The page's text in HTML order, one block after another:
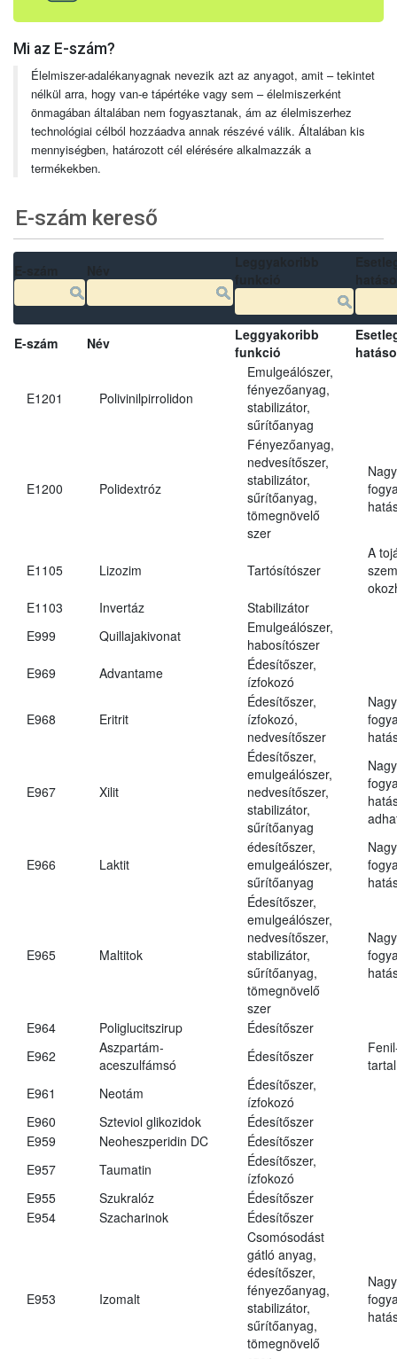
Mi az E-szám?
Élelmiszer-adalékanyagnak nevezik azt az anyagot, amit – tekintet
nélkül arra, hogy van-e tápértéke vagy sem – élelmiszerként
önmagában általában nem fogyasztanak, ám az élelmiszerhez
technológiai célból hozzáadva annak részévé válik. Általában kis
mennyiségben, határozott cél elérésére alkalmazzák a
termékekben.
E-szám kereső
E-szám Név
Leggyakoribb
funkció
E1201 Polivinilpirrolidon
Emulgeálószer,
fényezőanyag,
stabilizátor,
sűrítőanyag
E1200 Polidextróz
Fényezőanyag,
nedvesítőszer,
stabilizátor,
sűrítőanyag,
tömegnövelő
szer
E1105 Lizozim Tartósítószer
A
E1103
Invertáz
Stabilizátor
E999
Quillajakivonat
Emulgeálószer,
habosítószer
E969
Advantame
Édesítőszer,
ízfokozó
E968 Eritrit
Édesítőszer,
ízfokozó,
nedvesítőszer
E967 Xilit
Édesítőszer,
emulgeálószer,
nedvesítőszer,
stabilizátor,
sűrítőanyag
E966 Laktit
édesítőszer,
emulgeálószer,
sűrítőanyag
E965 Maltitok
Édesítőszer,
emulgeálószer,
nedvesítőszer,
stabilizátor,
sűrítőanyag,
tömegnövelő
szer
E964 Poliglucitszirup
Édesítőszer
E962
Aszpartám-
aceszulfámsó
Édesítőszer
E961
Neotám
Édesítőszer,
ízfokozó
E960
Szteviol glikozidok
Édesítőszer
E959
Neoheszperidin DC
Édesítőszer
E957
Taumatin
Édesítőszer,
ízfokozó
E955
Szukralóz
Édesítőszer
E954
Szacharinok Édesítőszer
E953 Izomalt
Csomósodást
gátló anyag,
édesítőszer,
fényezőanyag,
stabilizátor,
sűrítőanyag,
tömegnövelő